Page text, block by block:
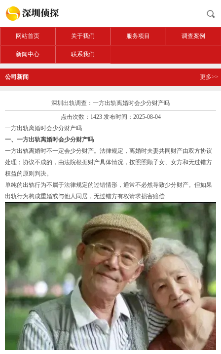
网站首页 关于我们 服务项目 调查案例
新闻中心 联系我们
公司新闻 更多>>
深圳出轨调查：一方出轨离婚时会少分财产吗
点击次数：1423 发布时间：2025-08-04
一方出轨离婚时会少分财产吗
一、一方出轨离婚时会少分财产吗
一方出轨离婚时不一定会少分财产。法律规定，离婚时夫妻共同财产由双方协议
处理；协议不成的，由法院根据财产具体情况，按照照顾子女、女方和无过错方
权益的原则判决。
单纯的出轨行为不属于法律规定的过错情形，通常不必然导致少分财产。但如果
出轨行为构成重婚或与他人同居，无过错方有权请求损害赔偿